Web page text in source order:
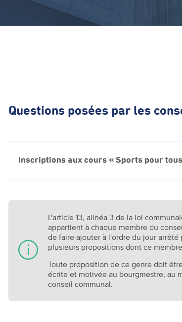
Questions posées par les
Inscriptions aux cours « Sports pour
L'article 13, alinéa 3 de la loi
appartient à chaque membre du
de faire ajouter à l'ordre du jour
plusieurs propositions dont ce
Toute proposition de ce genre doit
écrite et motivée au bourgmestre, au
conseil communal.